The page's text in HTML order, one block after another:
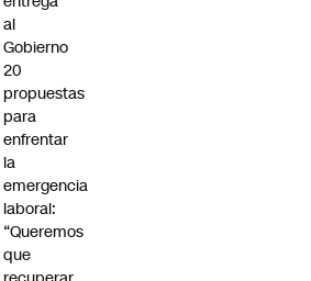
al
Gobierno
20
propuestas
para
enfrentar
la
emergencia
laboral:
“Queremos
que